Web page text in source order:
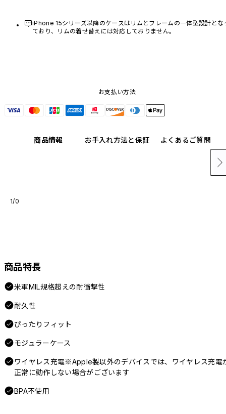
iPhone 15シリーズ以降のケースはリムとフレームの一体型設計とな
ており、リムの着せ替えには対応しておりません。
お支払い方法
商品情報 お手入れ方法と保証 よくあるご質問
1/0
商品特長
米軍MIL規格超えの耐衝撃性
耐久性
ぴったりフィット
モジュラーケース
ワイヤレス充電※Apple製以外のデバイスでは、ワイヤレス充電
正常に動作しない場合がございます
BPA不使用